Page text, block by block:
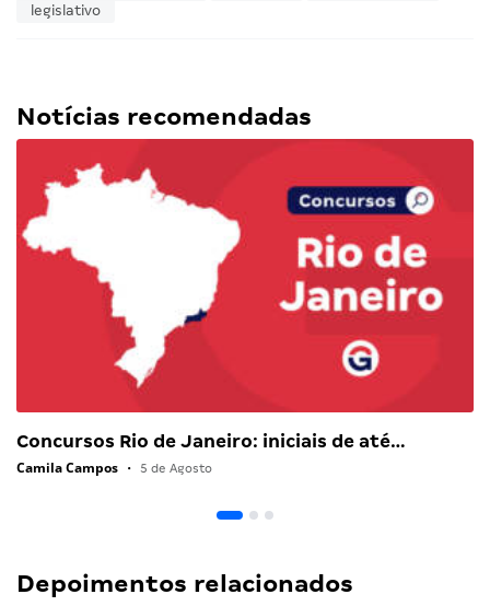
legislativo
Notícias recomendadas
Concursos Rio de Janeiro: iniciais de até…
Camila Campos • 5 de Agosto
Depoimentos relacionados